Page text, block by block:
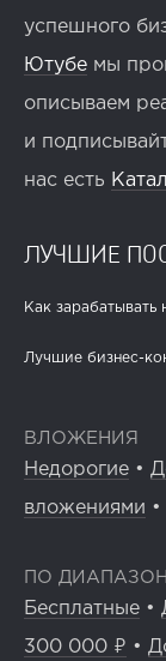
успешного
Ютубе мы
описываем
и
нас есть
ЛУЧШИЕ
Как зарабатывать
Лучшие бизнес-
ВЛОЖЕНИЯ
Недорогие •
вложениями •
ПО
Бесплатные •
300 000 ₽ •